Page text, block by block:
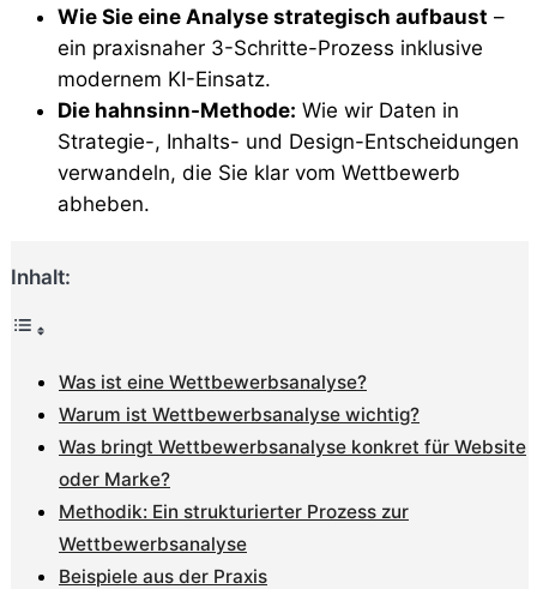
Wie Sie eine Analyse strategisch aufbaust –
ein praxisnaher 3-Schritte-Prozess inklusive
modernem KI-Einsatz.
Die hahnsinn-Methode: Wie wir Daten in
Strategie-, Inhalts- und Design-Entscheidungen
verwandeln, die Sie klar vom Wettbewerb
abheben.
Inhalt:
Was ist eine Wettbewerbsanalyse?
Warum ist Wettbewerbsanalyse wichtig?
Was bringt Wettbewerbsanalyse konkret für Website
oder Marke?
Methodik: Ein strukturierter Prozess zur
Wettbewerbsanalyse
Beispiele aus der Praxis